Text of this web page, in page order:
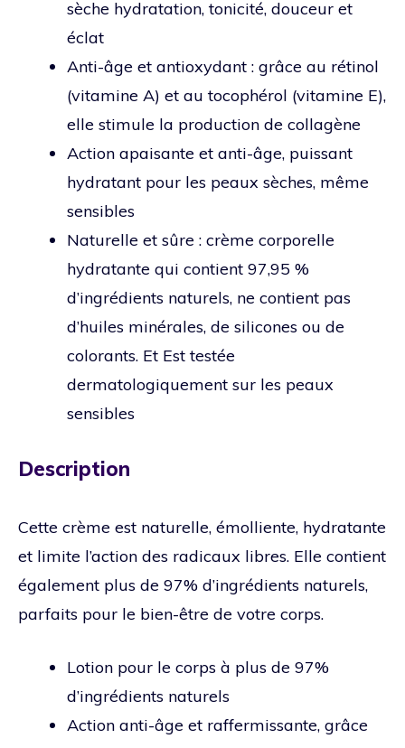
sèche hydratation, tonicité, douceur et
éclat
Anti-âge et antioxydant : grâce au rétinol
(vitamine A) et au tocophérol (vitamine E),
elle stimule la production de collagène
Action apaisante et anti-âge, puissant
hydratant pour les peaux sèches, même
sensibles
Naturelle et sûre : crème corporelle
hydratante qui contient 97,95 %
d’ingrédients naturels, ne contient pas
d’huiles minérales, de silicones ou de
colorants. Et Est testée
dermatologiquement sur les peaux
sensibles
Description
Cette crème est naturelle, émolliente, hydratante
et limite l’action des radicaux libres. Elle contient
également plus de 97% d’ingrédients naturels,
parfaits pour le bien-être de votre corps.
Lotion pour le corps à plus de 97%
d’ingrédients naturels
Action anti-âge et raffermissante, grâce